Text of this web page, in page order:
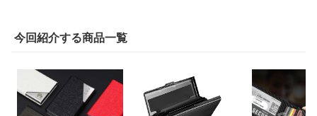
今回紹介する商品一覧